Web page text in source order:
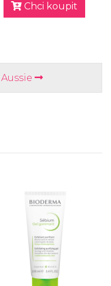
Chci koupit
Aussie